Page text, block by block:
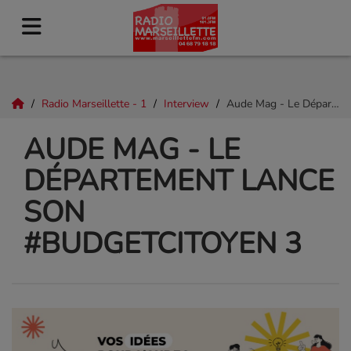
Radio Marseillette - 1 Interview Aude Mag - Le Département lance son #BudgetCitoyen 3
AUDE MAG - LE
DÉPARTEMENT LANCE
SON
#BUDGETCITOYEN 3